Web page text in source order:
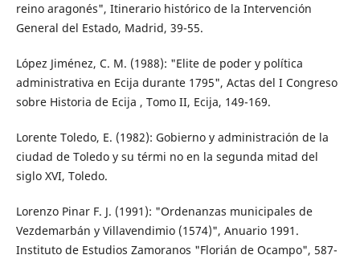
reino aragonés", Itinerario histórico de la Intervención
General del Estado, Madrid, 39-55.
López Jiménez, C. M. (1988): "Elite de poder y política
administrativa en Ecija durante 1795", Actas del I Congreso
sobre Historia de Ecija , Tomo II, Ecija, 149-169.
Lorente Toledo, E. (1982): Gobierno y administración de la
ciudad de Toledo y su térmi no en la segunda mitad del
siglo XVI, Toledo.
Lorenzo Pinar F. J. (1991): "Ordenanzas municipales de
Vezdemarbán y Villavendimio (1574)", Anuario 1991.
Instituto de Estudios Zamoranos "Florián de Ocampo", 587-